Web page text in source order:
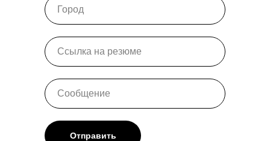
Отправить